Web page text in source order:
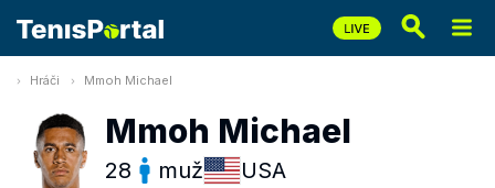
Hráči Mmoh Michael
Mmoh Michael
28 muž USA